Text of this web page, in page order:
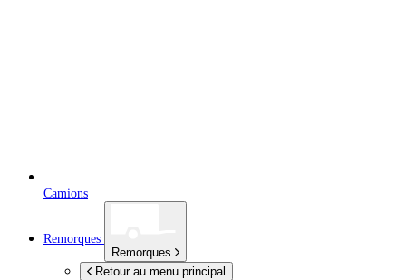
Camions
Remorques
Remorques
Retour au menu principal